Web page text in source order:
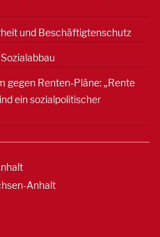
und Beschäftigtenschutz
gegen Renten-Pläne: „Rente
ein sozialpolitischer
Anhalt